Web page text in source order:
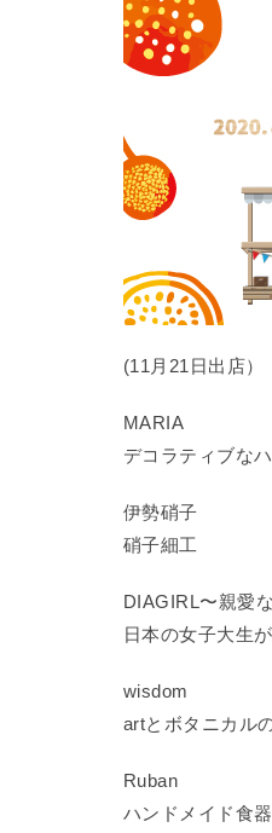
(11月21日出店）
MARIA
デコラティブな
伊勢硝子
硝子細工
DIAGIRL〜親愛
日本の女子大生
wisdom
artとボタニカル
Ruban
ハンドメイド食器